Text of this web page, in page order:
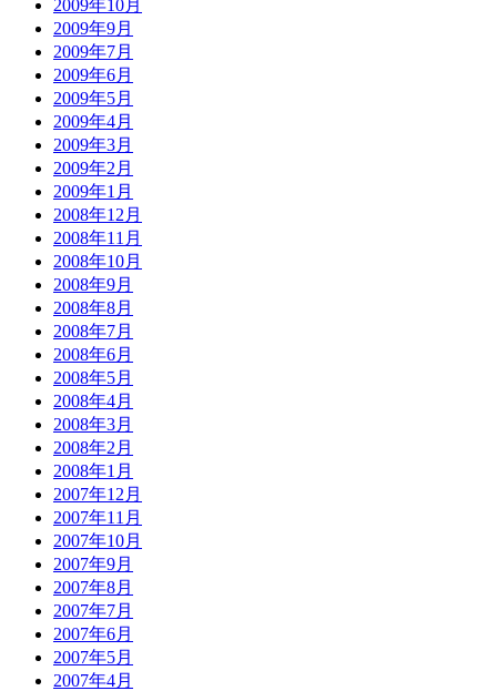
2009年10月
2009年9月
2009年7月
2009年6月
2009年5月
2009年4月
2009年3月
2009年2月
2009年1月
2008年12月
2008年11月
2008年10月
2008年9月
2008年8月
2008年7月
2008年6月
2008年5月
2008年4月
2008年3月
2008年2月
2008年1月
2007年12月
2007年11月
2007年10月
2007年9月
2007年8月
2007年7月
2007年6月
2007年5月
2007年4月